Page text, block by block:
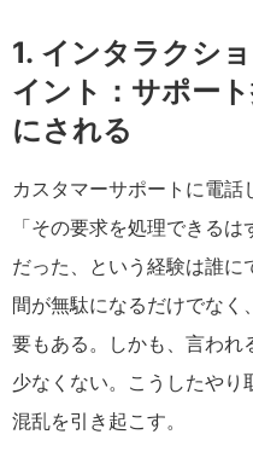
1. インタラクシ
イント ：サポー
にされる
カスタマーサポートに電話
「その要求を処理できる
だった、という経験は誰
間が無駄になるだけでな
要もある。しかも、言われ
少なくない。こうしたやり
混乱を引き起こす。